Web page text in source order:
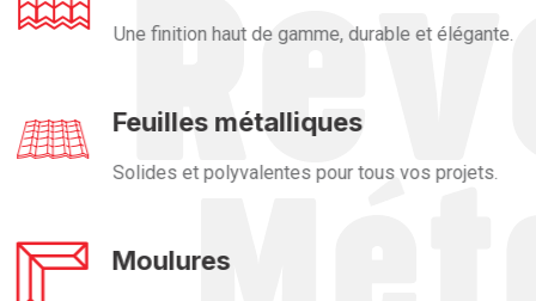
Une finition haut de gamme, durable et élégante.
Feuilles métalliques
Solides et polyvalentes pour tous vos projets.
Moulures